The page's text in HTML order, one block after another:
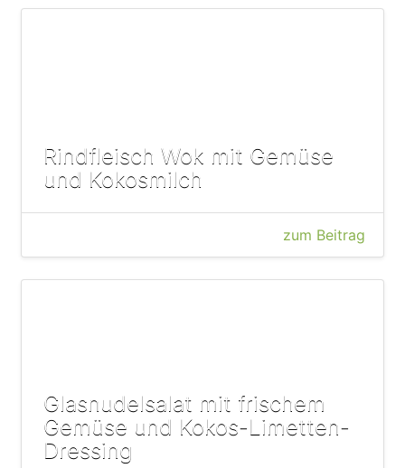
Rindfleisch Wok mit Gemüse
und Kokosmilch
zum Beitrag
Glasnudelsalat mit frischem
Gemüse und Kokos-Limetten-
Dressing